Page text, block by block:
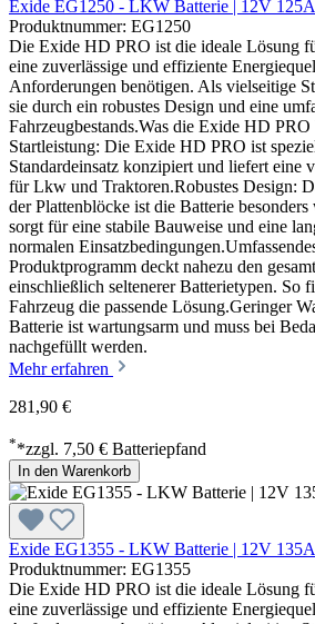
Exide EG1250 - LKW Batterie | 12V
Produktnummer: EG1250
Die Exide HD PRO ist die ideale Lösung
eine zuverlässige und effiziente
Anforderungen benötigen. Als vielseitige
sie durch ein robustes Design und eine
Fahrzeugbestands.Was die Exide HD
Startleistung: Die Exide HD PRO ist
Standardeinsatz konzipiert und liefert eine
für Lkw und Traktoren.Robustes Design:
der Plattenblöcke ist die Batterie
sorgt für eine stabile Bauweise und eine
normalen
Produktprogramm deckt nahezu den
einschließlich seltenerer Batterietypen. So
Fahrzeug die passende Lösung.Geringer
Batterie ist wartungsarm und muss bei
nachgefüllt werden.
Mehr erfahren
281,90 €
**zzgl. 7,50 € Batteriepfand
In den Warenkorb
Exide EG1355 - LKW Batterie | 12V
Produktnummer: EG1355
Die Exide HD PRO ist die ideale Lösung
eine zuverlässige und effiziente